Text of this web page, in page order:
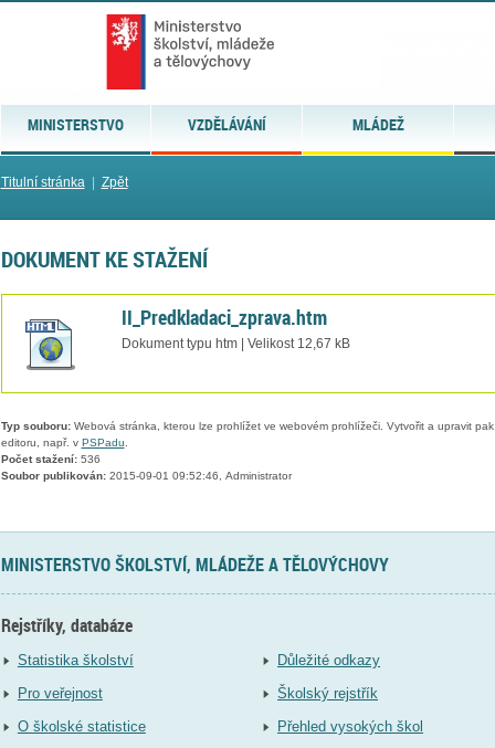
MINISTERSTVO VZDĚLÁVÁNÍ MLÁDEŽ
Titulní stránka| Zpět
DOKUMENT KE STAŽENÍ
II_Predkladaci_zprava.htm
Dokument typu htm | Velikost 12,67 kB
Typ souboru:Webová stránka, kterou lze prohlížet ve webovém prohlížeči. Vytvořit a upravit
editoru, např. v PSPadu.
Počet stažení:536
Soubor publikován:2015-09-01 09:52:46, Administrator
MINISTERSTVO ŠKOLSTVÍ, MLÁDEŽE A TĚLOVÝCHOVY
Rejstříky, databáze
Statistika školství
Pro veřejnost
O školské statistice
Důležité odkazy
Školský rejstřík
Přehled vysokých škol